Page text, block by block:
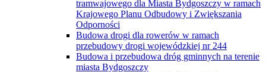
tramwajowego dla Miasta Bydgoszczy w ramach
Krajowego Planu Odbudowy i Zwiększania
Odporności
Budowa drogi dla rowerów w ramach
przebudowy drogi wojewódzkiej nr 244
Budowa i przebudowa dróg gminnych na terenie
miasta Bydgoszczy